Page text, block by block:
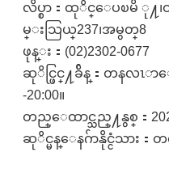
လိပ္စာ：ထုိင္ေပၿမိ ု႔၊
မ္းသြယ္237၊အမွတ္8
ဖုန္း：(02)2302-0677
ဆုိင္ဖြင္႔ခ်ိန္：တနလၤာ
-20:00။
တည္ေထာင္သည္႔နွစ္：
ဆုိင္မန္ေနဂ်ာနိုင္ငံသား：